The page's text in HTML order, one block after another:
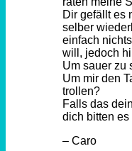
Dir gefällt es
selber
einfach
will, jedoch
Um sauer zu
Um mir den
trollen?
Falls das
dich bitten
– Caro